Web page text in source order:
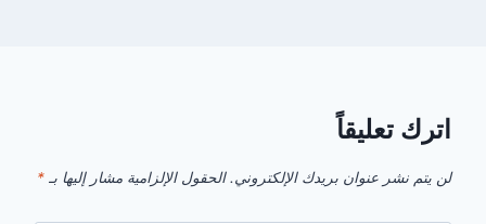
اترك تعليقاً
لن يتم نشر عنوان بريدك الإلكتروني. الحقول الإلزامية مشار إليها بـ *